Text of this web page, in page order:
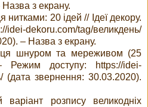
з екрану.
20 ідей // Ідеї декору.
dekoru.com/tag/великдень/
– Назва з екрану.
шнуром та мереживом (25
Режим доступу: https://idei-
(дата звернення: 30.03.2020).
варіант розпису великодніх